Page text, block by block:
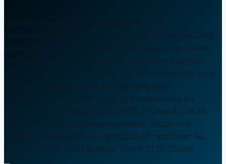
производству системам управления светом DMX
из Англии. Основная специализация компании
это производство пультов, консолей и других
систем управления сетом для сценического шоу
света. Мы предлагаем вам приобрести
продукцию ChamSys в России напрямую из
Англии Southampton, SO16 0BT, England United
Kingdom. Официальная поставка. Модели в
наличии. Москва Ленинградский проспект 66,
корп. 2, ООО "Лайт Ателье" (ИНН 7735123636)